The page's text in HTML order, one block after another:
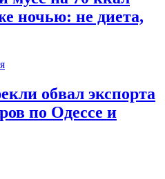
ночью: не диета,
обвал экспорта
по Одессе и